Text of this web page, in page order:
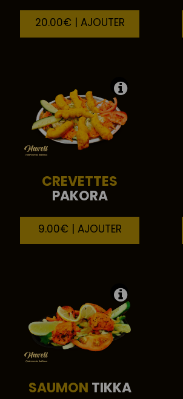
20.00€ | AJOUTER
CREVETTES
PAKORA
9.00€ | AJOUTER
SAUMON TIKKA